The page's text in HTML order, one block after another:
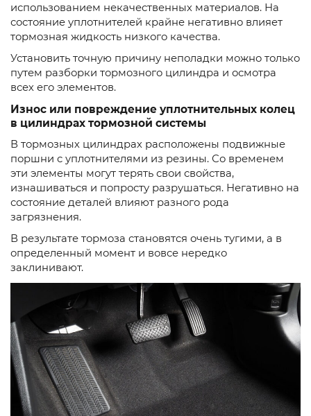
использованием некачественных материалов. На
состояние уплотнителей крайне негативно влияет
тормозная жидкость низкого качества.
Установить точную причину неполадки можно только
путем разборки тормозного цилиндра и осмотра
всех его элементов.
Износ или повреждение уплотнительных колец
в цилиндрах тормозной системы
В тормозных цилиндрах расположены подвижные
поршни с уплотнителями из резины. Со временем
эти элементы могут терять свои свойства,
изнашиваться и попросту разрушаться. Негативно на
состояние деталей влияют разного рода
загрязнения.
В результате тормоза становятся очень тугими, а в
определенный момент и вовсе нередко
заклинивают.